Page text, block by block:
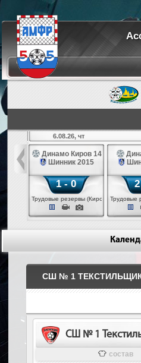
14
6.08.26, чт
Динамо Киров 14
Шинник 2015
1 - 0
Трудовые резервы (Киров) Трудовые
СШ № 1
СШ № 1
состав